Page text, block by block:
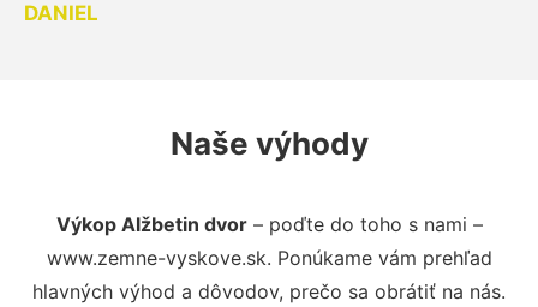
DANIEL
Naše výhody
Výkop Alžbetin dvor– poďte do toho s nami –
www.zemne-vyskove.sk. Ponúkame vám prehľad
hlavných výhod a dôvodov, prečo sa obrátiť na nás.